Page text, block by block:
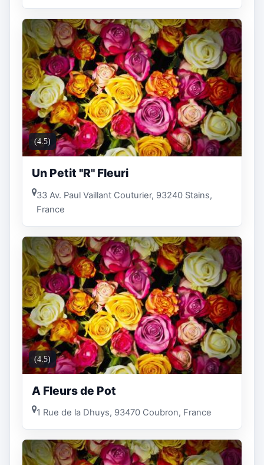
(4.5)
Un Petit "R" Fleuri
33 Av. Paul Vaillant Couturier, 93240 Stains,
France
(4.5)
A Fleurs de Pot
1 Rue de la Dhuys, 93470 Coubron, France